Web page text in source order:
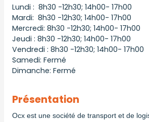
Lundi : 8h30 -12h30; 14h00- 17h00
Mardi: 8h30 -12h30; 14h00- 17h00
Mercredi: 8h30 -12h30; 14h00- 17h00
Jeudi : 8h30 -12h30; 14h00- 17h00
Vendredi : 8h30 -12h30; 14h00- 17h00
Samedi: Fermé
Dimanche: Fermé
Présentation
Ocx est une société de transport et de